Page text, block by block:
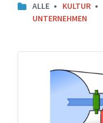
ALLE KULTUR
UNTERNEHMEN